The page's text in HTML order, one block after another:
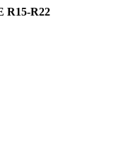
R22